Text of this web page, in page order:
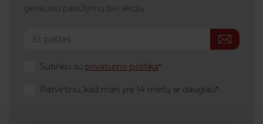
geriausių pasiūlymų bei akcijų.
Sutinku su privatumo politika
Patvirtinu, kad man yra 14 metų ar daugiau